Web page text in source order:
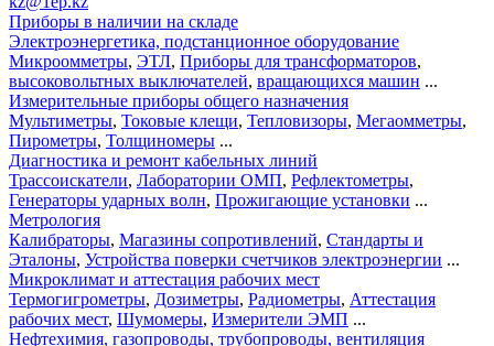
Приборы в наличии на складе
Электроэнергетика, подстанционное оборудование
Микроомметры, ЭТЛ, Приборы для трансформаторов,
высоковольтных выключателей, вращающихся машин ...
Измерительные приборы общего назначения
Мультиметры, Токовые клещи, Тепловизоры, Мегаомметры,
Пирометры, Толщиномеры ...
Диагностика и ремонт кабельных линий
Трассоискатели, Лаборатории ОМП, Рефлектометры,
Генераторы ударных волн, Прожигающие установки ...
Метрология
Калибраторы, Магазины сопротивлений, Стандарты и
Эталоны, Устройства поверки счетчиков электроэнергии ...
Микроклимат и аттестация рабочих мест
Термогигрометры, Дозиметры, Радиометры, Аттестация
рабочих мест, Шумомеры, Измерители ЭМП ...
Нефтехимия, газопроводы, трубопроводы, вентиляция